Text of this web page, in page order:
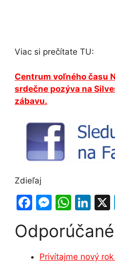
Viac si prečítate TU:
Centrum voľného času
srdečne pozýva na
zábavu.
Zdieľaj
F
c
e
M
s
s
W
at
Li
k
e
Privítajme nový